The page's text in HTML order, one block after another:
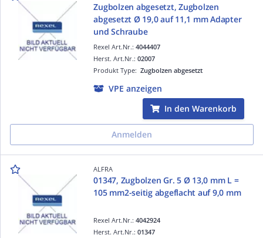
Zugbolzen abgesetzt, Zugbolzen
abgesetzt Ø 19,0 auf 11,1 mm Adapter
und Schraube
Rexel Art.Nr.:4044407
Produkt Type:Zugbolzen abgesetzt
Herst. Art.Nr.:02007
VPE anzeigen
In den Warenkorb
Anmelden
ALFRA
01347, Zugbolzen Gr. 5 Ø 13,0 mm L =
105 mm2-seitig abgeflacht auf 9,0 mm
Rexel Art.Nr.:4042924
Herst. Art.Nr.:01347